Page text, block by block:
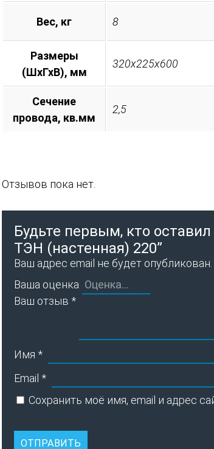
Вес, кг 8
Размеры
(ШхГхВ), мм
320х225х600
Сечение
провода, кв.мм
2,5
Отзывов пока нет.
Будьте первым, кто
ТЭН (настенная) 220”
Ваш адрес email не будет опубликован.
Ваша оценка
Ваш отзыв *
Имя *
Email *
Сохранить моё имя, email и адрес